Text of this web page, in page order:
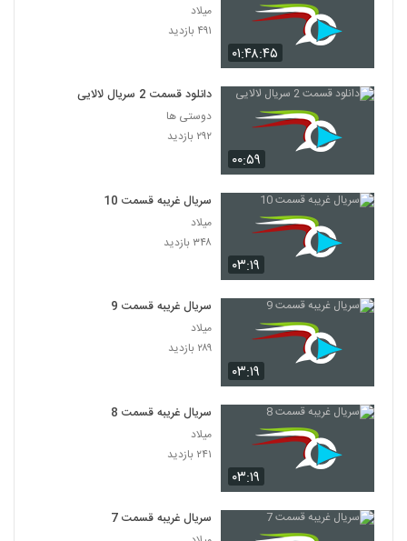
۰۱:۴۸:۴۵
میلاد
۴۹۱ بازدید
۰۰:۵۹
دانلود قسمت 2 سریال لالایی
دوستی ها
۲۹۲ بازدید
۰۳:۱۹
سریال غریبه قسمت 10
میلاد
۳۴۸ بازدید
۰۳:۱۹
سریال غریبه قسمت 9
میلاد
۲۸۹ بازدید
۰۳:۱۹
سریال غریبه قسمت 8
میلاد
۲۴۱ بازدید
سریال غریبه قسمت 7